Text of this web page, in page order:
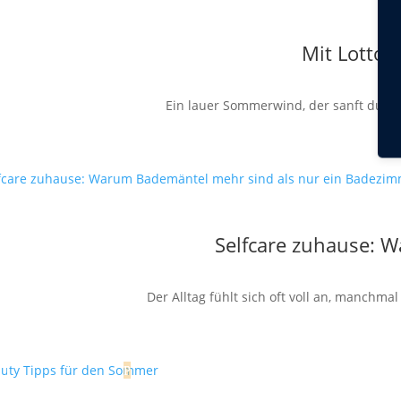
Mit
Ein lauer Sommerwind, der sanft
Selfcare zuhause:
Der Alltag fühlt sich oft voll an,